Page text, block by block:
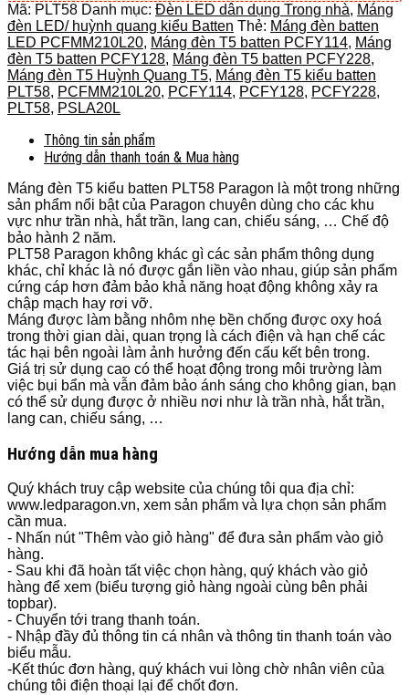
Mã: PLT58 Danh mục: Đèn LED dân dụng Trong nhà, Máng
đèn LED/ huỳnh quang kiểu Batten Thẻ: Máng đèn batten
LED PCFMM210L20, Máng đèn T5 batten PCFY114, Máng
đèn T5 batten PCFY128, Máng đèn T5 batten PCFY228,
Máng đèn T5 Huỳnh Quang T5, Máng đèn T5 kiểu batten
PLT58, PCFMM210L20, PCFY114, PCFY128, PCFY228,
PLT58, PSLA20L
Thông tin sản phẩm
Hướng dẫn thanh toán & Mua hàng
Máng đèn T5 kiểu batten PLT58 Paragon là một trong những
sản phẩm nổi bật của Paragon chuyên dùng cho các khu
vực như trần nhà, hắt trần, lang can, chiếu sáng, … Chế độ
bảo hành 2 năm.
PLT58 Paragon không khác gì các sản phẩm thông dụng
khác, chỉ khác là nó được gắn liền vào nhau, giúp sản phẩm
cứng cáp hơn đảm bảo khả năng hoạt động không xảy ra
chập mạch hay rơi vỡ.
Máng được làm bằng nhôm nhẹ bền chống được oxy hoá
trong thời gian dài, quan trọng là cách điện và hạn chế các
tác hại bên ngoài làm ảnh hưởng đến cấu kết bên trong.
Giá trị sử dụng cao có thể hoạt động trong môi trường làm
việc bụi bẩn mà vẫn đảm bảo ánh sáng cho không gian, bạn
có thể sử dụng được ở nhiều nơi như là trần nhà, hắt trần,
lang can, chiếu sáng, …
Hướng dẫn mua hàng
Quý khách truy cập website của chúng tôi qua địa chỉ:
www.ledparagon.vn, xem sản phẩm và lựa chọn sản phẩm
cần mua.
- Nhấn nút "Thêm vào giỏ hàng" để đưa sản phẩm vào giỏ
hàng.
- Sau khi đã hoàn tất việc chọn hàng, quý khách vào giỏ
hàng để xem (biểu tượng giỏ hàng ngoài cùng bên phải
topbar).
- Chuyển tới trang thanh toán.
- Nhập đầy đủ thông tin cá nhân và thông tin thanh toán vào
biểu mẫu.
-Kết thúc đơn hàng, quý khách vui lòng chờ nhân viên của
chúng tôi điện thoại lại để chốt đơn.